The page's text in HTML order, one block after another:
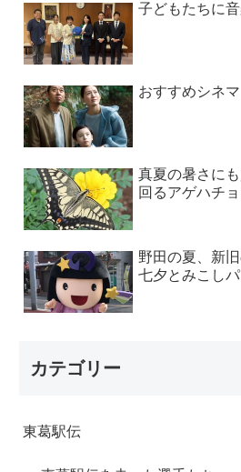
子どもたちに
おすすめシネ
真夏の暑さに
回るアゲハチ
野田の夏、新
七夕とみこし
カテゴリー
東葛駅伝